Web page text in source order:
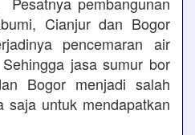
Cianjur dan Bogor
pencemaran air
jasa sumur bor
Bogor menjadi salah
untuk mendapatkan